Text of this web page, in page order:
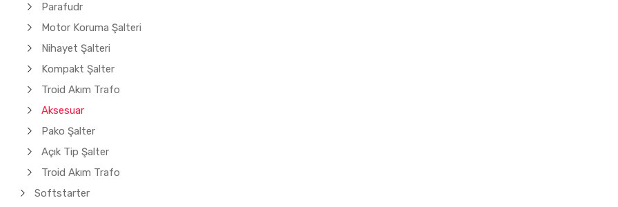
Parafudr
Motor Koruma Şalteri
Nihayet Şalteri
Kompakt Şalter
Troid Akım Trafo
Aksesuar
Pako Şalter
Açık Tip Şalter
Troid Akım Trafo
Softstarter